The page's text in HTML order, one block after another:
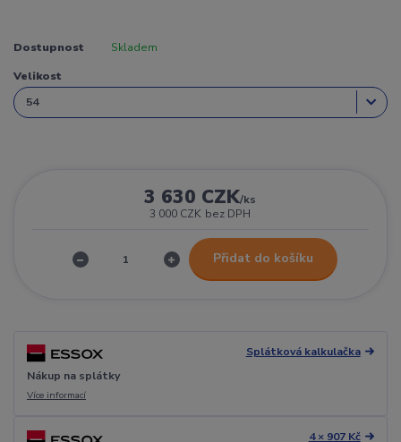
Dostupnost Skladem
Velikost
3 630 CZK/ks
3 000 CZK bez DPH
Přidat do košíku
Splátková kalkulačka
Nákup na splátky
Více informací
4 × 907 Kč